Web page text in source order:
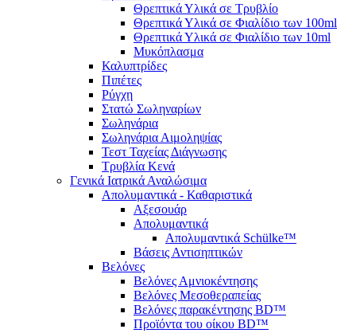
Θρεπτικά Υλικά σε Τρυβλίο
Θρεπτικά Υλικά σε Φιαλίδιο των 100ml
Θρεπτικά Υλικά σε Φιαλίδιο των 10ml
Μυκόπλασμα
Καλυπτρίδες
Πιπέτες
Ρύγχη
Στατώ Σωληναρίων
Σωληνάρια
Σωληνάρια Αιμοληψίας
Τεστ Ταχείας Διάγνωσης
Τρυβλία Κενά
Γενικά Ιατρικά Αναλώσιμα
Απολυμαντικά - Καθαριστικά
Αξεσουάρ
Απολυμαντικά
Απολυμαντικά Schülke™
Βάσεις Αντισηπτικών
Βελόνες
Βελόνες Αμνιοκέντησης
Βελόνες Μεσοθεραπείας
Βελόνες παρακέντησης BD™
Προϊόντα του οίκου BD™